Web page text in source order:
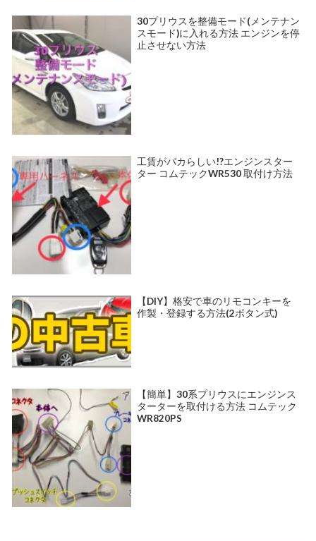
30プリウスを整備モード(メンテナン
スモード)に入れる方法 エンジンを停
止させない方法
工賃がバカらしい!?エンジンスター
ター コムテックWR530 取付け方法
【DIY】格安で車のリモコンキーを
作製・登録する方法(2ボタン式)
【簡単】30系プリウスにエンジンス
ターターを取付ける方法 コムテック
WR820PS